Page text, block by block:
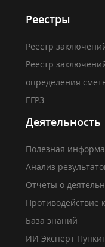
Реестры
Реестр
Реестр
определения
ЕГРЗ
Деятельность
Полезная
Анализ
Отчеты о
Противодействие
База знаний
ИИ Эксперт